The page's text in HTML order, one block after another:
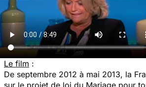
Le film :
De septembre 2012 à mai 2013, la
sur le projet de loi du Mariage pour